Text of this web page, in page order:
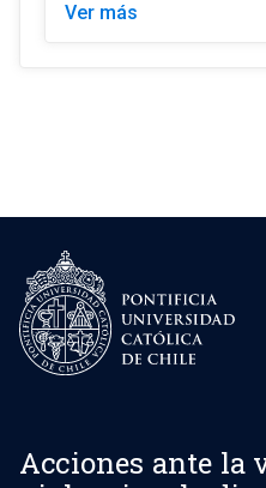
Ver más
Acciones ante la